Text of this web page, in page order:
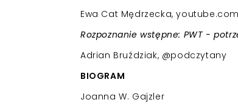
Ewa Cat Mędrzecka,
Rozpoznanie wstępne: PWT -
Adrian Bruździak, @podczytany
BIOGRAM
Joanna W. Gajzler